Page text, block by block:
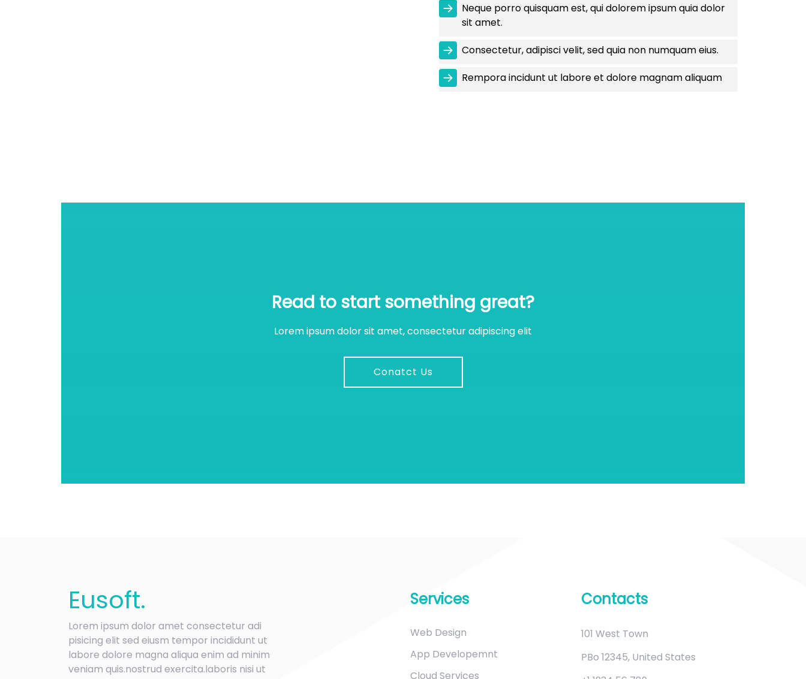
Neque porro quisquam est, qui dolorem ipsum quia dolor
sit amet.
Consectetur, adipisci velit, sed quia non numquam eius.
Rempora incidunt ut labore et dolore magnam aliquam
Read to start something great?
Lorem ipsum dolor sit amet, consectetur adipiscing elit
Conatct Us
Eusoft.
Lorem ipsum dolor amet consectetur adi
pisicing elit sed eiusm tempor incididunt ut
labore dolore magna aliqua enim ad minim
veniam quis.nostrud exercita.laboris nisi ut
Services
Web Design
App Developemnt
Cloud Services
Contacts
101 West Town
PBo 12345, United States